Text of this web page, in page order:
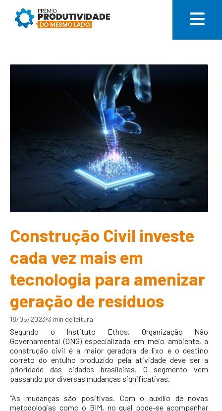
Construção Civil investe
cada vez mais em
tecnologia para amenizar
geração de resíduos
18/05/2023•3 min de leitura
Segundo o Instituto Ethos, Organização Não
Governamental (ONG) especializada em meio ambiente, a
construção civil é a maior geradora de lixo e o destino
correto do entulho produzido pela atividade deve ser a
prioridade das cidades brasileiras. O segmento vem
passando por diversas mudanças significativas.
“As mudanças são positivas. Com o auxílio de novas
metodologias como o BIM, no qual pode-se acompanhar